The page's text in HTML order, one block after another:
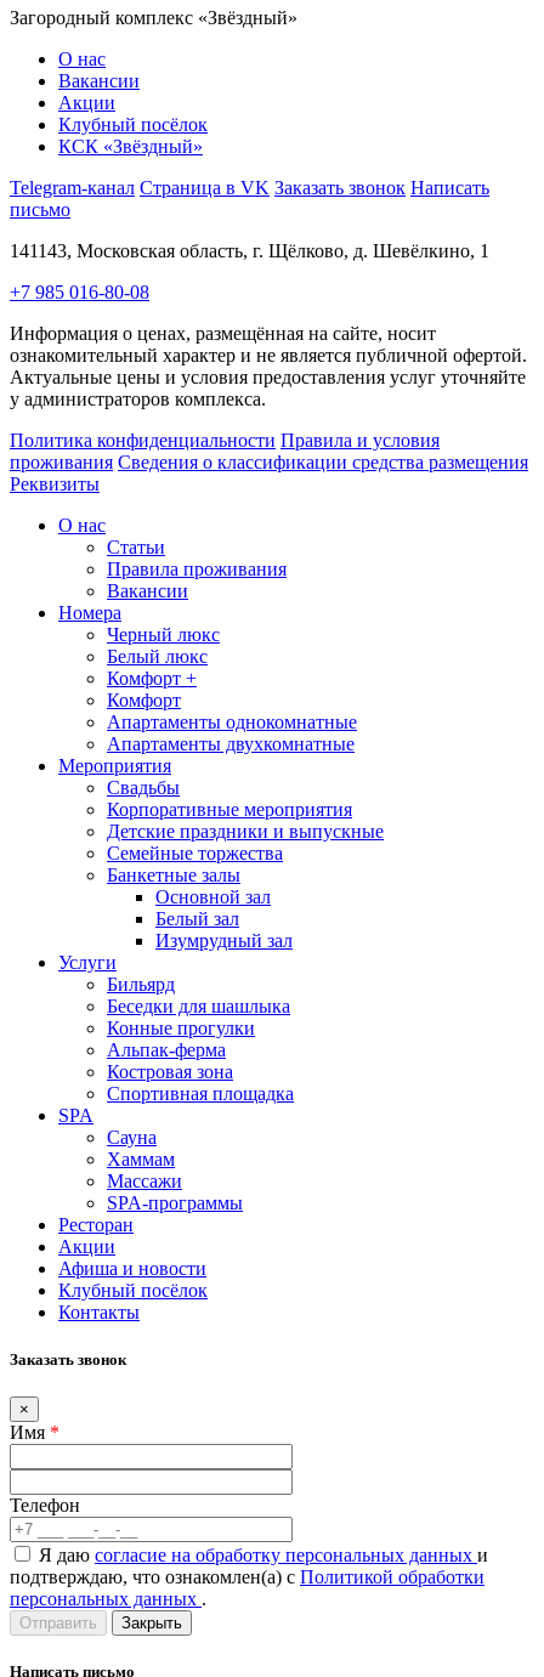
Загородный комплекс «Звёздный»
О нас
Вакансии
Акции
Клубный посёлок
КСК «Звёздный»
Telegram-канал Страница в VK Заказать звонок Написать
письмо
141143, Московская область, г. Щёлково, д. Шевёлкино, 1
+7 985 016-80-08
Информация о ценах, размещённая на сайте, носит
ознакомительный характер и не является публичной офертой.
Актуальные цены и условия предоставления услуг уточняйте
у администраторов комплекса.
Политика конфиденциальности Правила и условия
проживания Сведения о классификации средства размещения
Реквизиты
О нас
Статьи
Правила проживания
Вакансии
Номера
Черный люкс
Белый люкс
Комфорт +
Комфорт
Апартаменты однокомнатные
Апартаменты двухкомнатные
Мероприятия
Свадьбы
Корпоративные мероприятия
Детские праздники и выпускные
Семейные торжества
Банкетные залы
Основной зал
Белый зал
Изумрудный зал
Услуги
Бильярд
Беседки для шашлыка
Конные прогулки
Альпак-ферма
Костровая зона
Спортивная площадка
SPA
Сауна
Хаммам
Массажи
SPA-программы
Ресторан
Акции
Афиша и новости
Клубный посёлок
Контакты
Заказать звонок
×
Имя *
Телефон
Я даю согласие на обработку персональных данных и
подтверждаю, что ознакомлен(а) с Политикой обработки
персональных данных .
Закрыть
Написать письмо